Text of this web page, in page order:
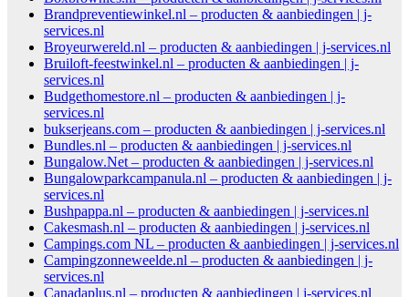
Brandpreventiewinkel.nl – producten & aanbiedingen | j-
services.nl
Broyeurwereld.nl – producten & aanbiedingen | j-services.nl
Bruiloft-feestwinkel.nl – producten & aanbiedingen | j-
services.nl
Budgethomestore.nl – producten & aanbiedingen | j-
services.nl
bukserjeans.com – producten & aanbiedingen | j-services.nl
Bundles.nl – producten & aanbiedingen | j-services.nl
Bungalow.Net – producten & aanbiedingen | j-services.nl
Bungalowparkcampanula.nl – producten & aanbiedingen | j-
services.nl
Bushpappa.nl – producten & aanbiedingen | j-services.nl
Cakesmash.nl – producten & aanbiedingen | j-services.nl
Campings.com NL – producten & aanbiedingen | j-services.nl
Campingzonneweelde.nl – producten & aanbiedingen | j-
services.nl
Canadaplus.nl – producten & aanbiedingen | j-services.nl